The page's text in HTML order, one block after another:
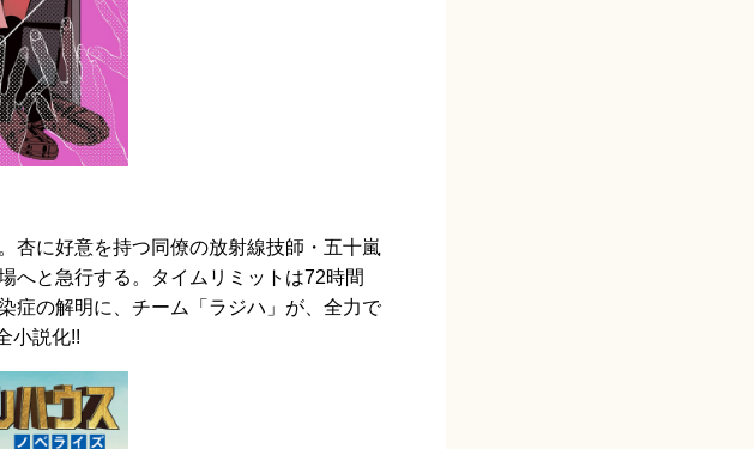
杏に好意を持つ同僚の放射線技師・五十嵐
へと急行する。タイムリミットは72時間
の解明に、チーム「ラジハ」が、全力で
小説化!!